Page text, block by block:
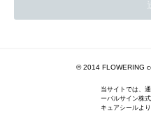
© 2014 FLOWERING
当サイトでは、
ーバルサイン株
キュアシールよ